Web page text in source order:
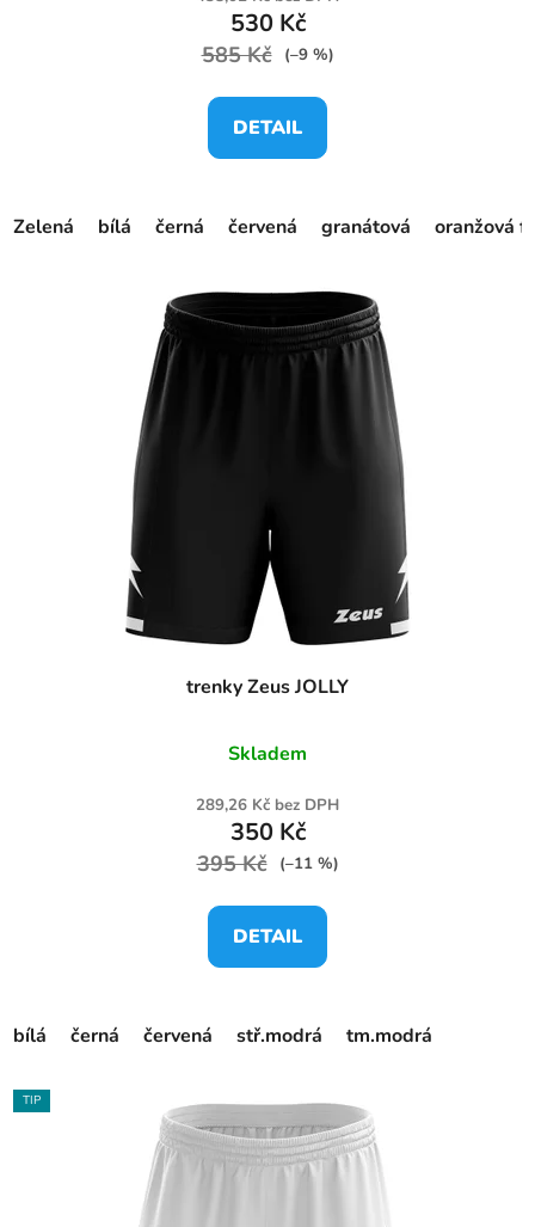
530 Kč
585 Kč (–9 %)
DETAIL
Zelená bílá černá červená granátová oranžová
trenky Zeus JOLLY
Skladem
289,26 Kč bez DPH
350 Kč
395 Kč (–11 %)
DETAIL
bílá černá červená stř.modrá tm.modrá
TIP